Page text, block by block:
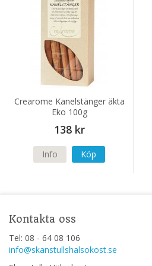
Crearome Kanelstänger äkta
Eko 100g
138 kr
Info Köp
Kontakta oss
Tel: 08 - 64 08 106
info@skanstullshalsokost.se